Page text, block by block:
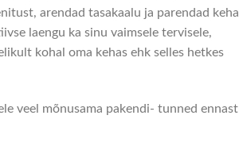
arendad tasakaalu ja parendad keha
laengu ka sinu vaimsele tervisele,
kohal oma kehas ehk selles hetkes
veel mõnusama pakendi- tunned ennast